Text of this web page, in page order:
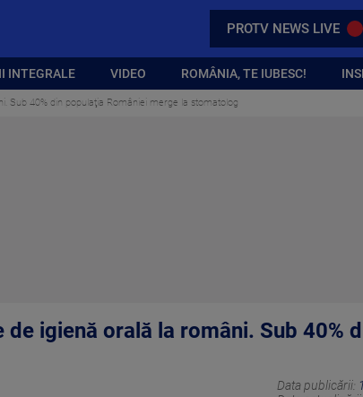
PROTV NEWS LIVE
INTEGRALE VIDEO ROMÂNIA, TE IUBESC!
Sub 40% din populaţia României merge la stomatolog
igienă orală la români. Sub 40%
Data publicării: